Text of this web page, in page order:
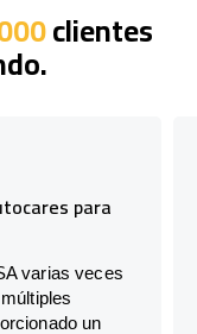
clientes
para
varias veces
un